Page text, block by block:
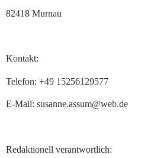
82418 Murnau
Kontakt:
Telefon: +49 15256129577
E-Mail: susanne.assum@web.de
Redaktionell verantwortlich: